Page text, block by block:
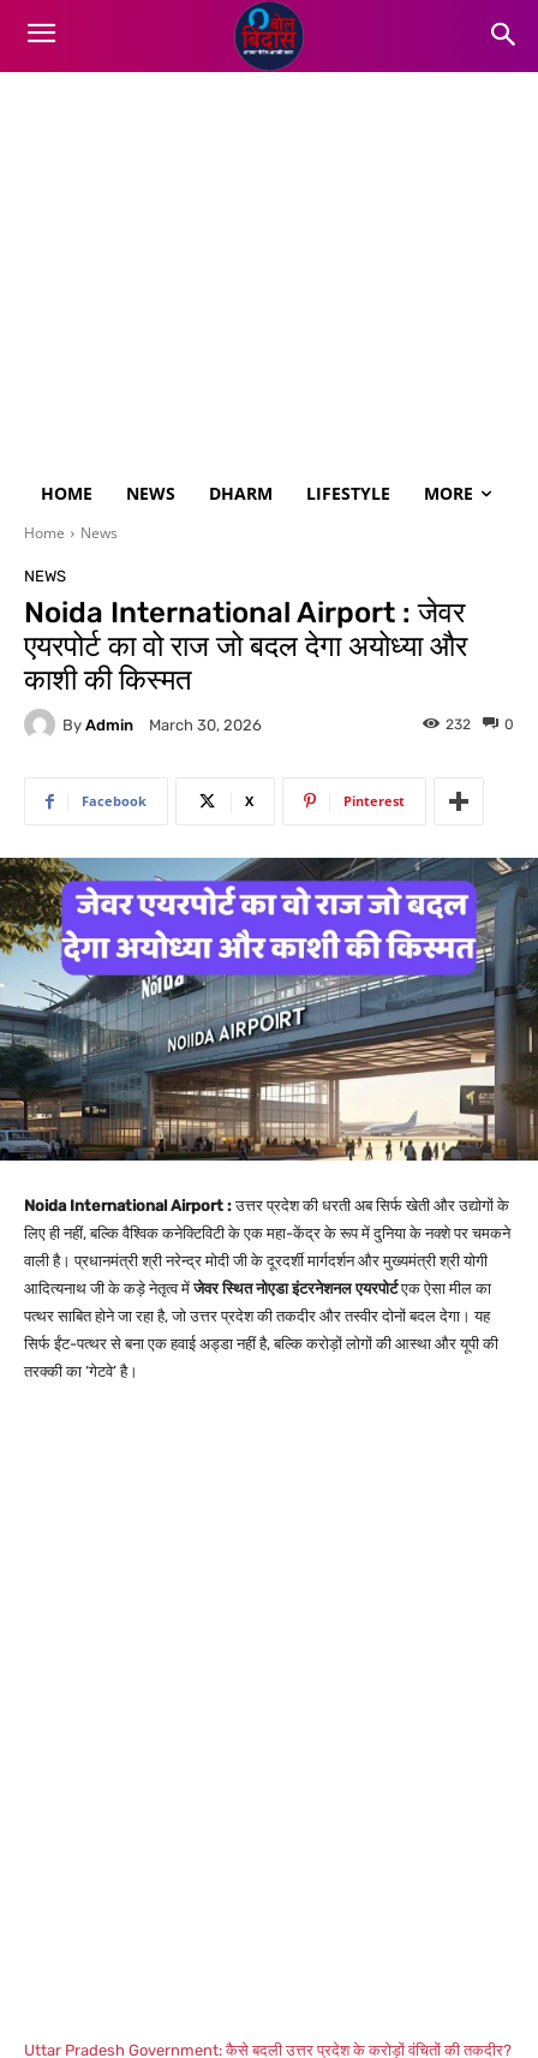
HOME NEWS DHARM LIFESTYLE MORE
Home News
NEWS
Noida International Airport : जेवर
एयरपोर्ट का वो राज जो बदल देगा अयोध्या और
काशी की किस्मत
By Admin March 30, 2026 0
232
Facebook X Pinterest
Noida International Airport :उत्तर प्रदेश की धरती अब सिर्फ खेती और उद्योगों के
लिए ही नहीं, बल्कि वैश्विक कनेक्टिविटी के एक महा-केंद्र के रूप में दुनिया के नक्शे पर चमकने
वाली है। प्रधानमंत्री श्री नरेन्द्र मोदी जी के दूरदर्शी मार्गदर्शन और मुख्यमंत्री श्री योगी
आदित्यनाथ जी के कड़े नेतृत्व मेंजेवर स्थित नोएडा इंटरनेशनल एयरपोर्टएक ऐसा मील का
पत्थर साबित होने जा रहा है, जो उत्तर प्रदेश की तकदीर और तस्वीर दोनों बदल देगा। यह
सिर्फ ईंट-पत्थर से बना एक हवाई अड्डा नहीं है, बल्कि करोड़ों लोगों की आस्था और यूपी की
तरक्की का ‘गेटवे’ है।
Uttar Pradesh Government: कैसे बदली उत्तर प्रदेश के करोड़ों वंचितों की तकदीर?